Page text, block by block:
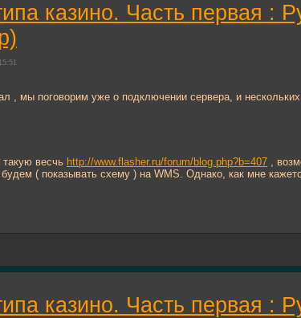
казино. Часть первая :
, мы поговорим уже о подключении сервера, и
весчь http://www.flasher.ru/forum/blog.php?b=407 ,
( показывать схему ) на WMS. Однако, как мне
казино. Часть первая :